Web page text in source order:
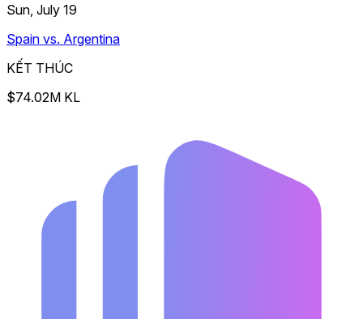
Sun, July 19
Spain vs. Argentina
KẾT THÚC
$74.02M KL